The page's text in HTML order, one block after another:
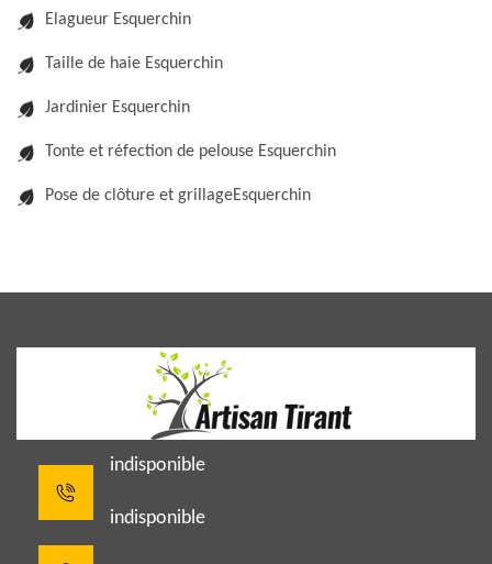
Elagueur Esquerchin
Taille de haie Esquerchin
Jardinier Esquerchin
Tonte et réfection de pelouse Esquerchin
Pose de clôture et grillageEsquerchin
indisponible
indisponible